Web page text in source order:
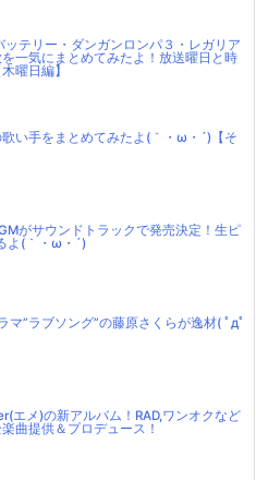
ッテリー・ダンガンロンパ３・レガリア
一気にまとめてみたよ！放送曜日と時
曜日編】
い手をまとめてみたよ(｀・ω・´)【そ
がサウンドトラックで発売決定！生ピ
よ(｀・ω・´)
マ”ラブソング”の藤原さくらが逸材( ﾟдﾟ
エメ)の新アルバム！RAD,ワンオクなど
曲提供＆プロデュース！